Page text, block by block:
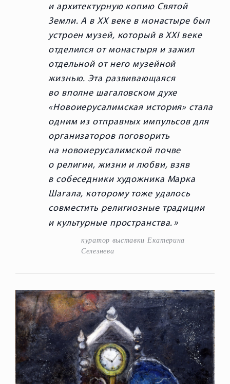
куратор выставки Екатерина
Селезнева
и архитектурную копию Святой
Земли. А в ХХ веке в монастыре был
устроен музей, который в XXI веке
отделился от монастыря и зажил
отдельной от него музейной
жизнью. Эта развивающаяся
во вполне шагаловском духе
«Новоиерусалимская история» стала
одним из отправных импульсов для
организаторов поговорить
на новоиерусалимской почве
о религии, жизни и любви, взяв
в собеседники художника Марка
Шагала, которому тоже удалось
совместить религиозные традиции
и культурные пространства.